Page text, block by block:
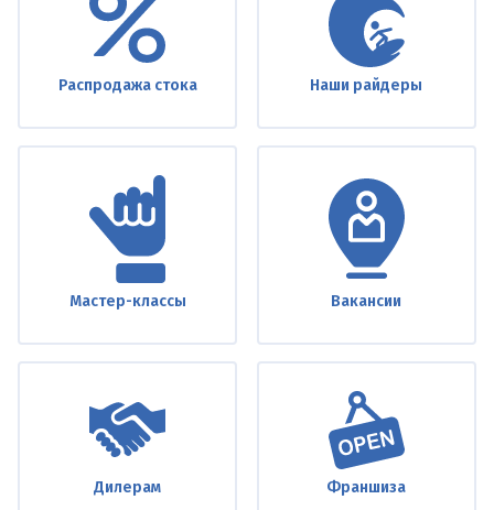
Распродажа стока Наши райдеры
Мастер-классы Вакансии
Дилерам Франшиза